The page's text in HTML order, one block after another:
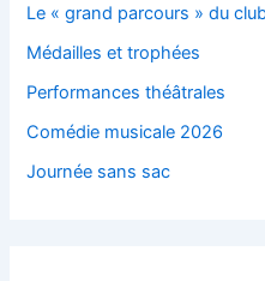
Le « grand parcours » du
Médailles et trophées
Performances théâtrales
Comédie musicale 2026
Journée sans sac